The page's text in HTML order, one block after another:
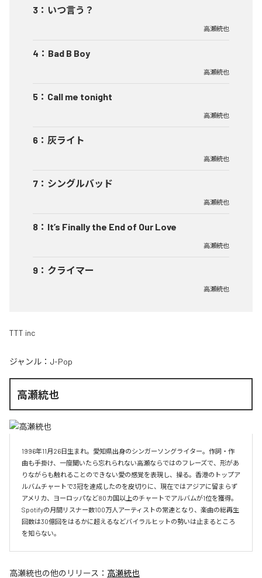
3 ： いつ言う？
高瀬統也
4 ： Bad B Boy
高瀬統也
5 ： Call me tonight
高瀬統也
6 ： 灰ライト
高瀬統也
7 ： シングルバッド
高瀬統也
8 ： It’s Finally the End of Our Love
高瀬統也
9 ： クライマー
高瀬統也
TTT inc
ジャンル： J-Pop
高瀬統也
1996年11月26日生まれ。愛知県出身のシンガーソングライター。作詞・作
曲も手掛け、一度聞いたら忘れられない高瀬ならではのフレーズで、形があ
りながらも触れることのできない愛の感覚を表現し、操る。香港のトップア
ルバムチャートで3冠を達成したのを皮切りに、現在ではアジアに留まらず
アメリカ、ヨーロッパなど80カ国以上のチャートでアルバムが1位を獲得。
Spotifyの月間リスナー数100万人アーティストの常連となり、楽曲の総再生
回数は30億回をはるかに超えるなどバイラルヒットの勢いは止まるところ
を知らない。
高瀬統也の他のリリース： 高瀬統也